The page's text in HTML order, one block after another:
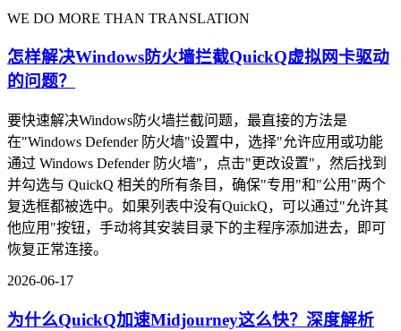
WE DO MORE THAN TRANSLATION
怎样解决Windows防火墙拦截QuickQ虚拟网卡驱动
的问题？
要快速解决Windows防火墙拦截问题，最直接的方法是
在"Windows Defender 防火墙"设置中，选择"允许应用或功能
通过 Windows Defender 防火墙"，点击"更改设置"，然后找到
并勾选与 QuickQ 相关的所有条目，确保"专用"和"公用"两个
复选框都被选中。如果列表中没有QuickQ，可以通过"允许其
他应用"按钮，手动将其安装目录下的主程序添加进去，即可
恢复正常连接。
2026-06-17
为什么QuickQ加速Midjourney这么快？深度解析